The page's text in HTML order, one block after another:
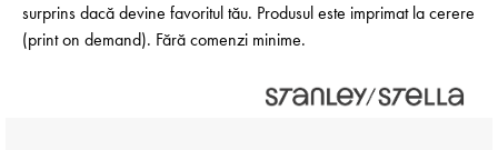
surprins dacă devine favoritul tău. Produsul este imprimat la cerere
(print on demand). Fără comenzi minime.